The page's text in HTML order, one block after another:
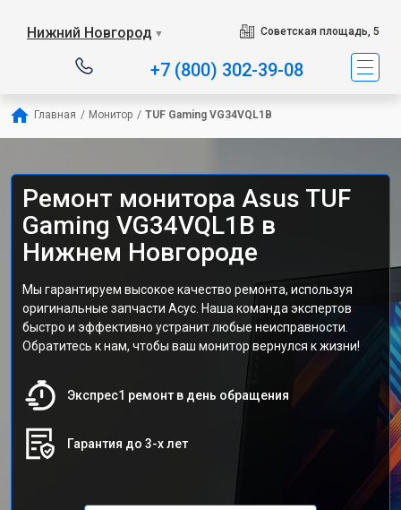
Нижний Новгород ▼ Советская площадь, 5
+7 (800) 302-39-08
Главная / Монитор / TUF Gaming VG34VQL1B
Ремонт монитора Asus TUF
Gaming VG34VQL1B в
Нижнем Новгороде
Мы гарантируем высокое качество ремонта, используя
оригинальные запчасти Асус. Наша команда экспертов
быстро и эффективно устранит любые неисправности.
Обратитесь к нам, чтобы ваш монитор вернулся к жизни!
Экспрес1 ремонт в день обращения
Гарантия до 3-х лет